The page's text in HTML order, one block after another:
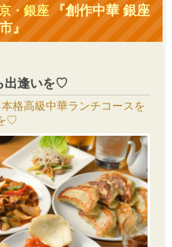
・銀座『創作中華 銀座
』
出逢いを♡
格高級中華ランチコースを
♡